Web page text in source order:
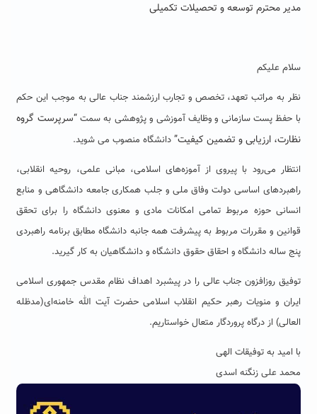
مدیر محترم توسعه و تحصیلات تکمیلی
سلام علیکم
نظر به مراتب تعهد، تخصص و تجارب ارزشمند جناب عالی به موجب این حکم
با حفظ پست سازمانی و وظایف آموزشی و پژوهشی به سمت“سرپرست گروه
نظارت، ارزیابی و تضمین کیفیت”دانشگاه منصوب می شوید.
انتظار می‌رود با پیروی از آموزه‌های اسلامی، مبانی علمی، روحیه انقلابی،
راهبردهای اساسی دولت وفاق ملی و جلب همکاری جامعه دانشگاهی و منابع
انسانی حوزه مربوط تمامی امکانات مادی و معنوی دانشگاه را برای تحقق
قوانین و مقررات مربوط به پیشرفت همه جانبه دانشگاه مطابق برنامه راهبردی
پنج ساله دانشگاه و احقاق حقوق دانشگاه و دانشگاهیان به کار گیرید.
توفیق روزافزون جناب‌ عالی را در پیشبرد اهداف نظام مقدس جمهوری اسلامی
ایران و منویات رهبر حکیم انقلاب اسلامی حضرت آیت الله خامنه‌ای(مدظله
العالی) از درگاه پروردگار متعال خواستاریم.
با امید به توفیقات الهی
محمد علی زنگنه اسدی